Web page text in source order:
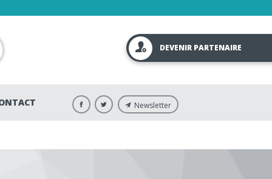
DEVENIR PARTENAIRE
Newsletter